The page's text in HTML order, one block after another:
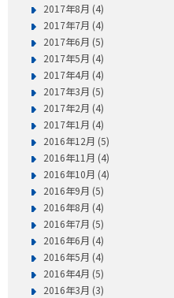
2017年8月 (4)
2017年7月 (4)
2017年6月 (5)
2017年5月 (4)
2017年4月 (4)
2017年3月 (5)
2017年2月 (4)
2017年1月 (4)
2016年12月 (5)
2016年11月 (4)
2016年10月 (4)
2016年9月 (5)
2016年8月 (4)
2016年7月 (5)
2016年6月 (4)
2016年5月 (4)
2016年4月 (5)
2016年3月 (3)